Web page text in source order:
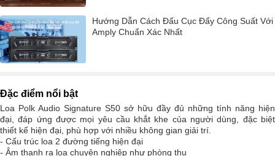
Hướng Dẫn Cách Đấu Cục Đẩy Công Suất Với
Amply Chuẩn Xác Nhất
Đặc điểm nổi bật
Loa Polk Audio Signature S50 sở hữu đầy đủ những tính năng hiện
đại, đáp ứng được mọi yêu cầu khắt khe của người dùng, đặc biệt
thiết kế hiện đại, phù hợp với nhiều không gian giải trí.
- Cấu trúc loa 2 đường tiếng hiện đại
- Âm thanh ra loa chuyên nghiệp như phòng thu